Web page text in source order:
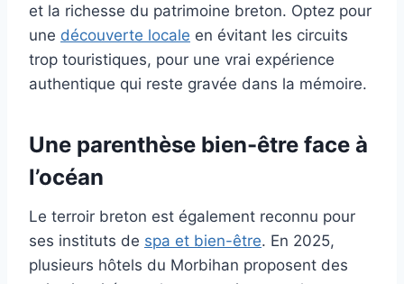
et la richesse du patrimoine breton. Optez pour
une découverte locale en évitant les circuits
trop touristiques, pour une vrai expérience
authentique qui reste gravée dans la mémoire.
Une parenthèse bien-être face à
l’océan
Le terroir breton est également reconnu pour
ses instituts de spa et bien-être. En 2025,
plusieurs hôtels du Morbihan proposent des